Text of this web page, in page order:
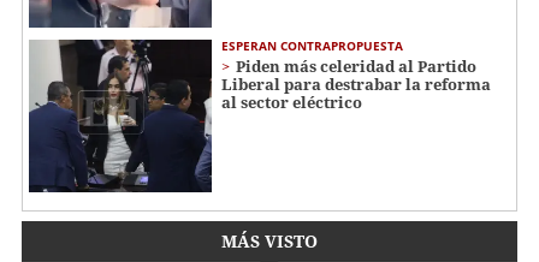
ESPERAN CONTRAPROPUESTA
Piden más celeridad al Partido
Liberal para destrabar la reforma
al sector eléctrico
MÁS VISTO